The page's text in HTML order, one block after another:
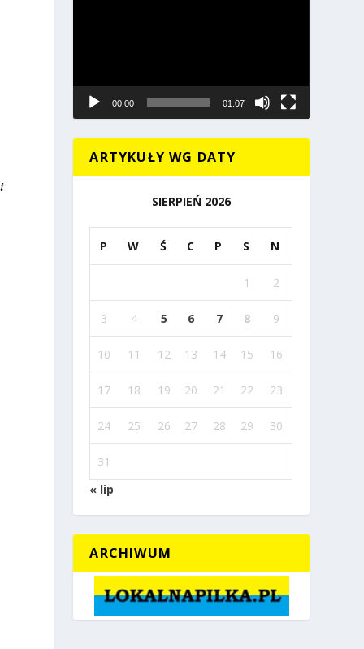
00:00 01:07
ARTYKUŁY WG DATY
SIERPIEŃ 2026
P W Ś C P S N
1 2
3 4 5 6 7 8 9
10 11 12 13 14 15 16
17 18 19 20 21 22 23
24 25 26 27 28 29 30
31
« lip
ARCHIWUM